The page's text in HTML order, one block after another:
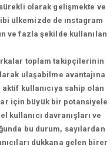
olarak gelişmekte ve
ülkemizde de ınstagram
ve fazla şekilde kullanılan
toplam takipçilerinin
ulaşabilme avantajına
kullanıcıya sahip olan
için büyük bir potansiyele
kullanıcı davranışları ve
bu durum, sayılardan
dükkana gelen birer